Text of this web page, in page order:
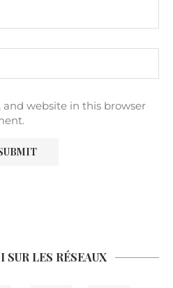
and website in this browser
LES RÉSEAUX